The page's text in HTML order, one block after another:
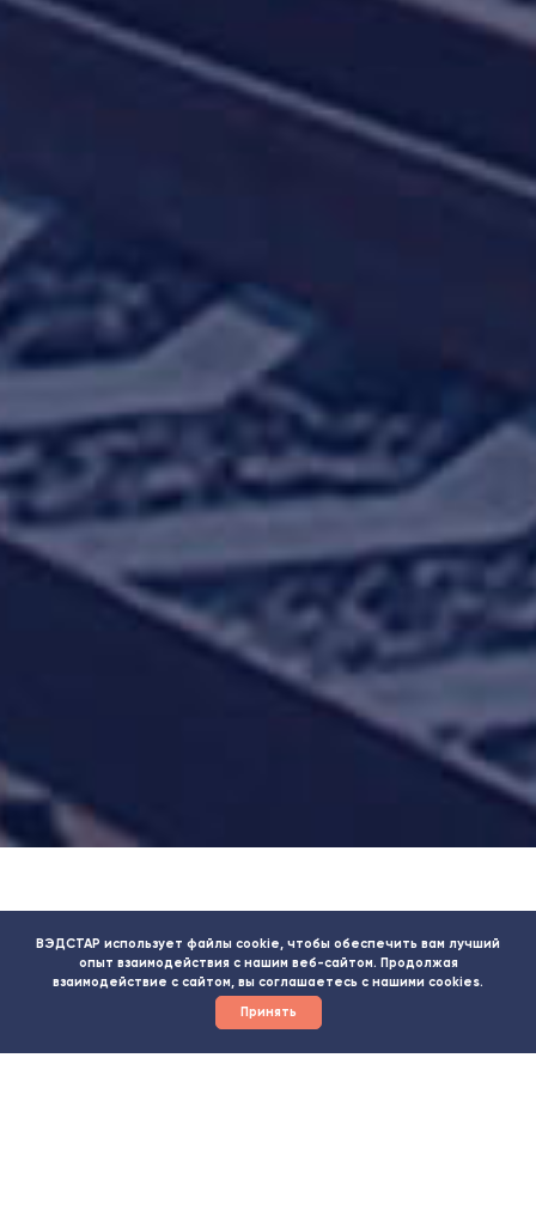
ВЭДСТАР использует файлы cookie, чтобы обеспечить вам лучший
опыт взаимодействия с нашим веб-сайтом. Продолжая
взаимодействие с сайтом, вы соглашаетесь с нашими cookies.
Принять